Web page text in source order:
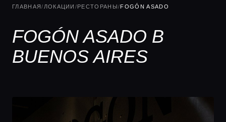
ГЛАВНАЯ/ ЛОКАЦИИ /РЕСТОРАНЫ/FOGÓN ASADO
FOGÓN ASADO В
BUENOS AIRES